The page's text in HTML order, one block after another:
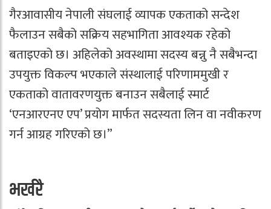
गैरआवासीय नेपाली संघलाई व्यापक एकताको सन्देश
फैलाउन सबैको सक्रिय सहभागिता आवश्यक रहेको
बताइएको छ। अहिलेको अवस्थामा सदस्य बन्नु नै सबैभन्दा
उपयुक्त विकल्प भएकाले संस्थालाई परिणाममुखी र
एकताको वातावरणयुक्त बनाउन सबैलाई स्मार्ट
‘एनआरएनए एप’ प्रयोग मार्फत सदस्यता लिन वा नवीकरण
गर्न आग्रह गरिएको छ।”
भर्खरै